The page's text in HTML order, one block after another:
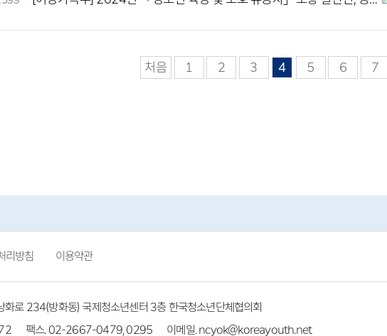
처음 1 2 3 4 5 6 7
리방침 이용약관
로 234(방화동) 국제청소년센터 3층 한국청소년단체협의회
팩스. 02-2667-0479, 0295 이메일. ncyok@koreayouth.net